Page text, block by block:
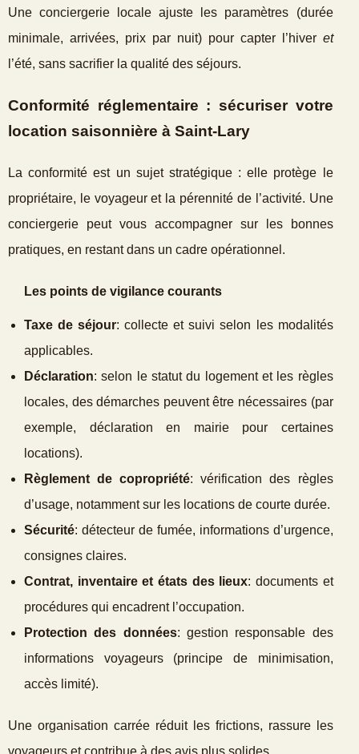
Une conciergerie locale ajuste les paramètres (durée
minimale, arrivées, prix par nuit) pour capter l’hiver et
l’été, sans sacrifier la qualité des séjours.
Conformité réglementaire : sécuriser votre
location saisonnière à Saint‑Lary
La conformité est un sujet stratégique : elle protège le
propriétaire, le voyageur et la pérennité de l’activité. Une
conciergerie peut vous accompagner sur les bonnes
pratiques, en restant dans un cadre opérationnel.
Les points de vigilance courants
Taxe de séjour: collecte et suivi selon les modalités
applicables.
Déclaration: selon le statut du logement et les règles
locales, des démarches peuvent être nécessaires (par
exemple, déclaration en mairie pour certaines
locations).
Règlement de copropriété: vérification des règles
d’usage, notamment sur les locations de courte durée.
Sécurité: détecteur de fumée, informations d’urgence,
consignes claires.
Contrat, inventaire et états des lieux: documents et
procédures qui encadrent l’occupation.
Protection des données: gestion responsable des
informations voyageurs (principe de minimisation,
accès limité).
Une organisation carrée réduit les frictions, rassure les
voyageurs et contribue à des avis plus solides.